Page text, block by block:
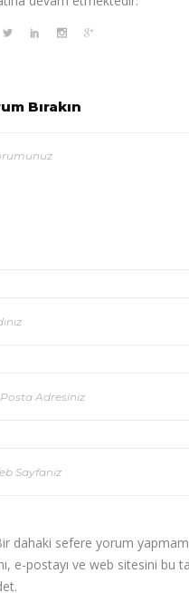
Bırakın
dahaki sefere yorum
e-postayı ve web sitesini bu